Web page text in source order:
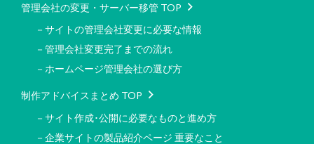
管理会社の変更・サーバー移管 TOP
－サイトの管理会社変更に必要な情報
－管理会社変更完了までの流れ
－ホームページ管理会社の選び方
制作アドバイスまとめ TOP
－サイト作成･公開に必要なものと進め方
－企業サイトの製品紹介ページ 重要なこと